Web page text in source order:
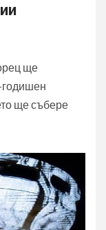
ще
годишен
ще събере